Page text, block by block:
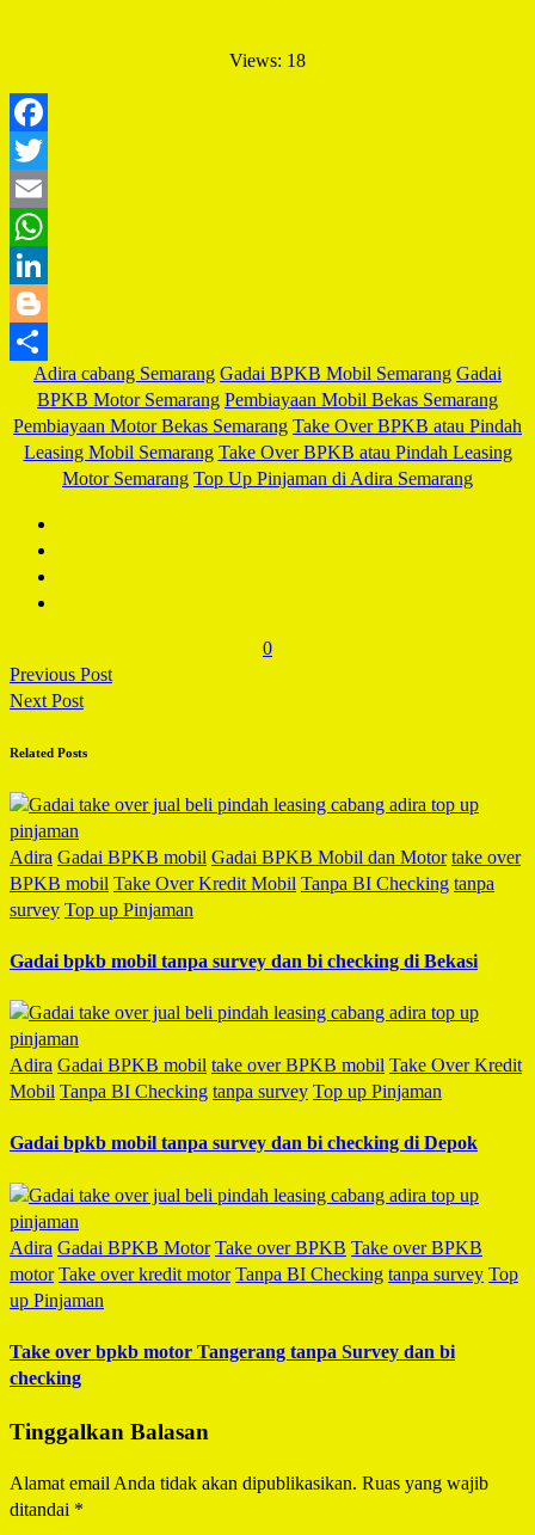
Views: 18
Share
Adira cabang Semarang Gadai BPKB Mobil Semarang Gadai
BPKB Motor Semarang Pembiayaan Mobil Bekas Semarang
Pembiayaan Motor Bekas Semarang Take Over BPKB atau Pindah
Leasing Mobil Semarang Take Over BPKB atau Pindah Leasing
Motor Semarang Top Up Pinjaman di Adira Semarang
0
Previous Post
Next Post
Related Posts
Adira Gadai BPKB mobil Gadai BPKB Mobil dan Motor take over
BPKB mobil Take Over Kredit Mobil Tanpa BI Checking tanpa
survey Top up Pinjaman
Gadai bpkb mobil tanpa survey dan bi checking di Bekasi
Adira Gadai BPKB mobil take over BPKB mobil Take Over Kredit
Mobil Tanpa BI Checking tanpa survey Top up Pinjaman
Gadai bpkb mobil tanpa survey dan bi checking di Depok
Adira Gadai BPKB Motor Take over BPKB Take over BPKB
motor Take over kredit motor Tanpa BI Checking tanpa survey Top
up Pinjaman
Take over bpkb motor Tangerang tanpa Survey dan bi
checking
Tinggalkan Balasan
Alamat email Anda tidak akan dipublikasikan. Ruas yang wajib
ditandai *